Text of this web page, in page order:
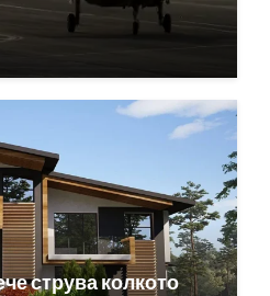
струва колкото